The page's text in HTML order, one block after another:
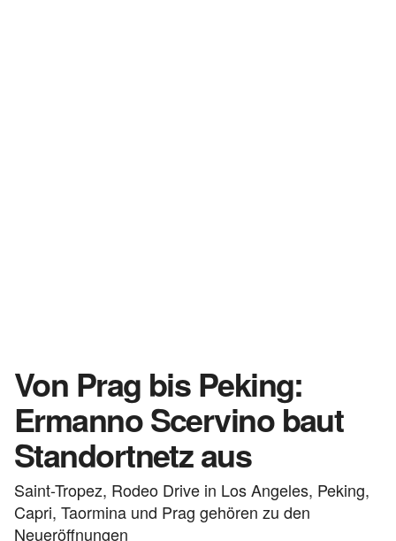
Von Prag bis Peking:
Ermanno Scervino baut
Standortnetz aus
Saint-Tropez, Rodeo Drive in Los Angeles, Peking,
Capri, Taormina und Prag gehören zu den
Neueröffnungen